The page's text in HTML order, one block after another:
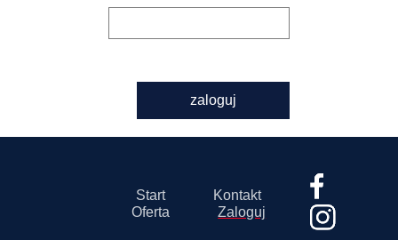
zaloguj
Start
Kontakt
Oferta
Zaloguj